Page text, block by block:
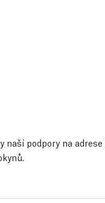
naší podpory na adrese